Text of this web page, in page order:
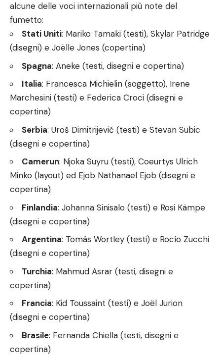
alcune delle voci internazionali più note del
fumetto:
Stati Uniti: Mariko Tamaki (testi), Skylar Patridge
(disegni) e Joëlle Jones (copertina)
Spagna: Aneke (testi, disegni e copertina)
Italia: Francesca Michielin (soggetto), Irene
Marchesini (testi) e Federica Croci (disegni e
copertina)
Serbia: Uroš Dimitrijević (testi) e Stevan Subic
(disegni e copertina)
Camerun: Njoka Suyru (testi), Coeurtys Ulrich
Minko (layout) ed Ejob Nathanael Ejob (disegni e
copertina)
Finlandia: Johanna Sinisalo (testi) e Rosi Kämpe
(disegni e copertina)
Argentina: Tomás Wortley (testi) e Rocío Zucchi
(disegni e copertina)
Turchia: Mahmud Asrar (testi, disegni e
copertina)
Francia: Kid Toussaint (testi) e Joël Jurion
(disegni e copertina)
Brasile: Fernanda Chiella (testi, disegni e
copertina)